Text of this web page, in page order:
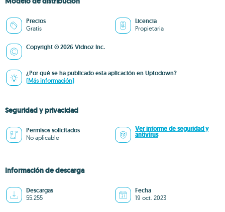
Precios
Gratis
Licencia
Propietaria
Copyright © 2026 Vidnoz Inc.
¿Por qué se ha publicado esta aplicación en Uptodown?
(Más información)
Seguridad y privacidad
Permisos solicitados
No aplicable
Ver informe de seguridad y
antivirus
Información de descarga
Descargas
55.255
Fecha
19 oct. 2023